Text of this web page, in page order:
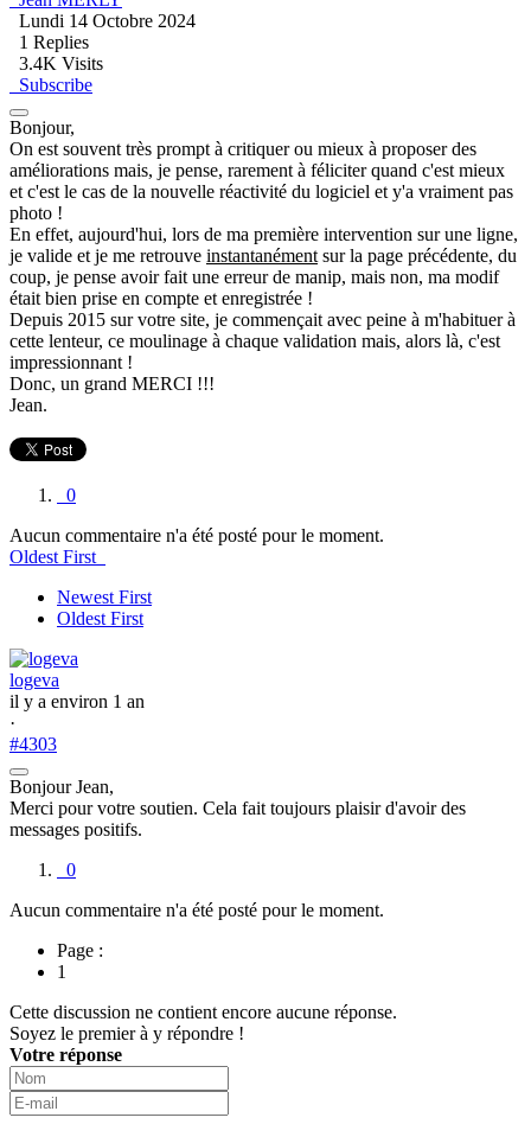
Lundi 14 Octobre 2024
1 Replies
3.4K Visits
Subscribe
Bonjour,
On est souvent très prompt à critiquer ou mieux à proposer des
améliorations mais, je pense, rarement à féliciter quand c'est mieux
et c'est le cas de la nouvelle réactivité du logiciel et y'a vraiment pas
photo !
En effet, aujourd'hui, lors de ma première intervention sur une ligne,
je valide et je me retrouve instantanément sur la page précédente, du
coup, je pense avoir fait une erreur de manip, mais non, ma modif
était bien prise en compte et enregistrée !
Depuis 2015 sur votre site, je commençait avec peine à m'habituer à
cette lenteur, ce moulinage à chaque validation mais, alors là, c'est
impressionnant !
Donc, un grand MERCI !!!
Jean.
0
Aucun commentaire n'a été posté pour le moment.
Oldest First
Newest First
Oldest First
logeva
il y a environ 1 an
·
#4303
Bonjour Jean,
Merci pour votre soutien. Cela fait toujours plaisir d'avoir des
messages positifs.
0
Aucun commentaire n'a été posté pour le moment.
Page :
1
Cette discussion ne contient encore aucune réponse.
Soyez le premier à y répondre !
Votre réponse